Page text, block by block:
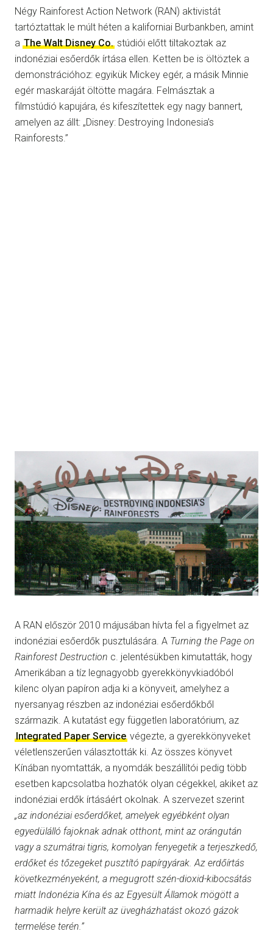
Négy Rainforest Action Network (RAN) aktivistát
tartóztattak le múlt héten a kaliforniai Burbankben, amint
a The Walt Disney Co. stúdiói előtt tiltakoztak az
indonéziai esőerdők írtása ellen. Ketten be is öltöztek a
demonstrációhoz: egyikük Mickey egér, a másik Minnie
egér maskaráját öltötte magára. Felmásztak a
filmstúdió kapujára, és kifeszítettek egy nagy bannert,
amelyen az állt: „Disney: Destroying Indonesia’s
Rainforests.”
A RAN először 2010 májusában hívta fel a figyelmet az
indonéziai esőerdők pusztulására. A Turning the Page on
Rainforest Destruction c. jelentésükben kimutatták, hogy
Amerikában a tíz legnagyobb gyerekkönyvkiadóból
kilenc olyan papíron adja ki a könyveit, amelyhez a
nyersanyag részben az indonéziai esőerdőkből
származik. A kutatást egy független laboratórium, az
Integrated Paper Service végezte, a gyerekkönyveket
véletlenszerűen választották ki. Az összes könyvet
Kínában nyomtatták, a nyomdák beszállítói pedig több
esetben kapcsolatba hozhatók olyan cégekkel, akiket az
indonéziai erdők írtásáért okolnak. A szervezet szerint
„az indonéziai esőerdőket, amelyek egyébként olyan
egyedülálló fajoknak adnak otthont, mint az orángután
vagy a szumátrai tigris, komolyan fenyegetik a terjeszkedő,
erdőket és tőzegeket pusztító papírgyárak. Az erdőírtás
következményeként, a megugrott szén-dioxid-kibocsátás
miatt Indonézia Kína és az Egyesült Államok mögött a
harmadik helyre került az üvegházhatást okozó gázok
termelése terén.”